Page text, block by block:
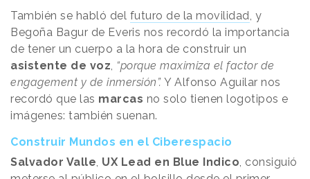
También se habló del futuro de la movilidad, y
Begoña Bagur de Everis nos recordó la importancia
de tener un cuerpo a la hora de construir un
asistente de voz, “porque maximiza el factor de
engagement y de inmersión”. Y Alfonso Aguilar nos
recordó que las marcas no solo tienen logotipos e
imágenes: también suenan.
Construir Mundos en el Ciberespacio
Salvador Valle, UX Lead en Blue Indico, consiguió